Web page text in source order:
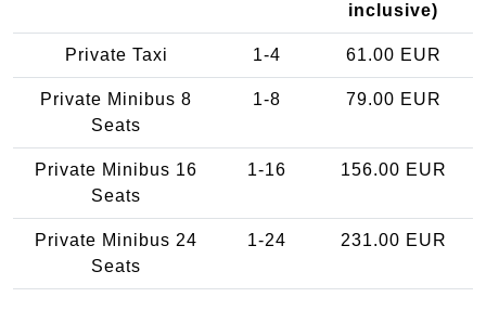
inclusive)
Private Taxi 1-4 61.00 EUR
Private Minibus 8
Seats
1-8 79.00 EUR
Private Minibus 16
Seats
1-16 156.00 EUR
Private Minibus 24
Seats
1-24 231.00 EUR